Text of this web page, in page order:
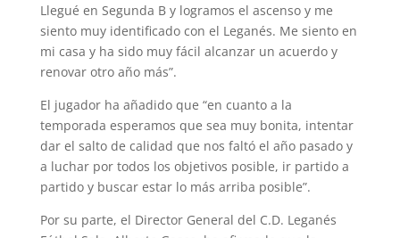
Llegué en Segunda B y logramos el ascenso y me
siento muy identificado con el Leganés. Me siento en
mi casa y ha sido muy fácil alcanzar un acuerdo y
renovar otro año más”.
El jugador ha añadido que “en cuanto a la
temporada esperamos que sea muy bonita, intentar
dar el salto de calidad que nos faltó el año pasado y
a luchar por todos los objetivos posible, ir partido a
partido y buscar estar lo más arriba posible”.
Por su parte, el Director General del C.D. Leganés